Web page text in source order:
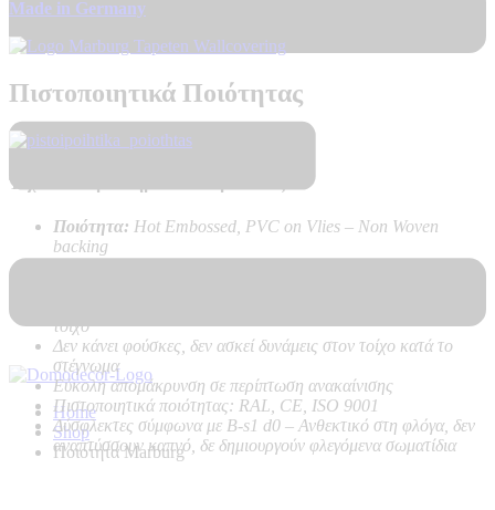
Home
Shop
Ποιοτητα Marburg
Made in Germany
Πιστοποιητικά Ποιότητας
Τεχνικά Χαρακτηριστικά Προϊόντος:
Ποιότητα: Hot Embossed, PVC on Vlies – Non Woven
backing
τοίχο
Δεν κάνει φούσκες, δεν ασκεί δυνάμεις στον τοίχο κατά το
στέγνωμα
Εύκολη απομάκρυνση σε περίπτωση ανακαίνισης
Πιστοποιητικά ποιότητας: RAL, CE, ISO 9001
Δύσφλεκτες σύμφωνα με B-s1 d0 – Ανθεκτικό στη φλόγα, δεν
αναπτύσσουν καπνό, δε δημιουργούν φλεγόμενα σωματίδια